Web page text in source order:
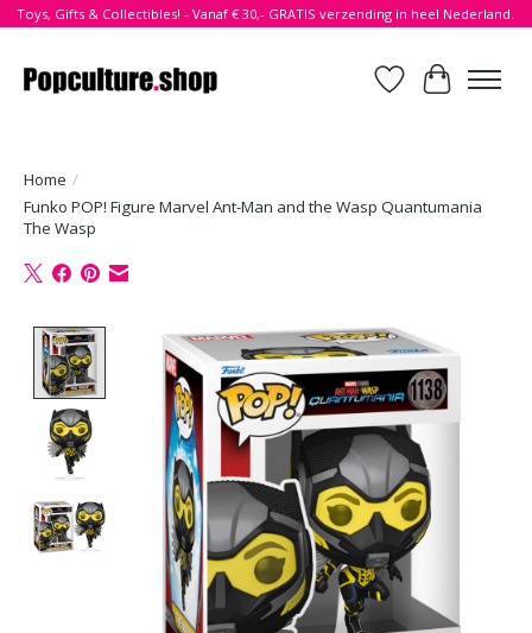
Toys, Gifts & Collectibles! - Vanaf € 30,- GRATIS verzending in heel Nederland.
Verlanglijst
Home /
Funko POP! Figure Marvel Ant-Man and the Wasp Quantumania
The Wasp
Product image slideshow Items